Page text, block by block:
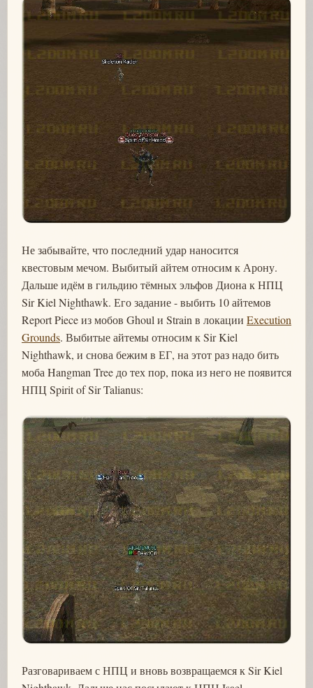
Не забывайте, что последний удар наносится
квестовым мечом. Выбитый айтем относим к Арону.
Дальше идём в гильдию тёмных эльфов Диона к НПЦ
Sir Kiel Nighthawk. Его задание - выбить 10 айтемов
Report Piece из мобов Ghoul и Strain в локации Execution
Grounds. Выбитые айтемы относим к Sir Kiel
Nighthawk, и снова бежим в ЕГ, на этот раз надо бить
моба Hangman Tree до тех пор, пока из него не появится
НПЦ Spirit of Sir Talianus:
Разговариваем с НПЦ и вновь возвращаемся к Sir Kiel